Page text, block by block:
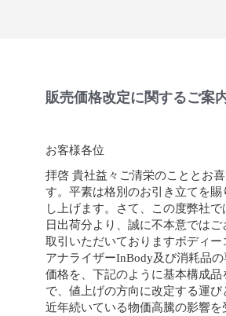
販売価格改定に関するご案
お客様各位
拝啓 貴社益々ご清栄のこととお
す。平素は格別のお引き立てを賜
し上げます。さて、この度弊社で
日出荷分より、誠に不本意ではご
取引いただいておりますボディー
アナライザーInBody及び消耗品
価格を、下記のように基本構成品
で、値上げの方向に改定する運び
近年続いている物価高騰の影響を